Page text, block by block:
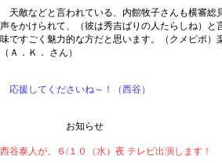
天敵などと言われている、内館牧子さんも横審総
声をかけられて、（彼は秀吉ばりの人たらしね）と
味ですごく魅力的な方だと思います。（クメピポ）
（Ａ．Ｋ． さん）
応援してくださいね～！（西谷）
お知らせ
西谷泰人が、６/１０（水）夜 テレビ出演します！